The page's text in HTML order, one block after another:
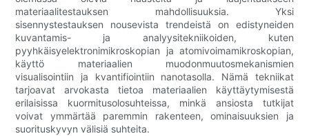
materiaalitestauksen mahdollisuuksia. Yksi
sisennystestauksen nousevista trendeistä on edistyneiden
kuvantamis- ja analyysitekniikoiden, kuten
pyyhkäisyelektronimikroskopian ja atomivoimamikroskopian,
käyttö materiaalien muodonmuutosmekanismien
visualisointiin ja kvantifiointiin nanotasolla. Nämä tekniikat
tarjoavat arvokasta tietoa materiaalien käyttäytymisestä
erilaisissa kuormitusolosuhteissa, minkä ansiosta tutkijat
voivat ymmärtää paremmin rakenteen, ominaisuuksien ja
suorituskyvyn välisiä suhteita.